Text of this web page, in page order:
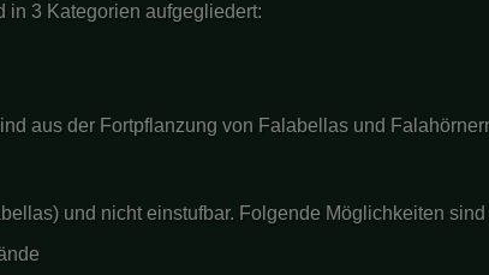
in 3 Kategorien aufgegliedert:
aus der Fortpflanzung von Falabellas und
und nicht einstufbar. Folgende Möglichkeiten